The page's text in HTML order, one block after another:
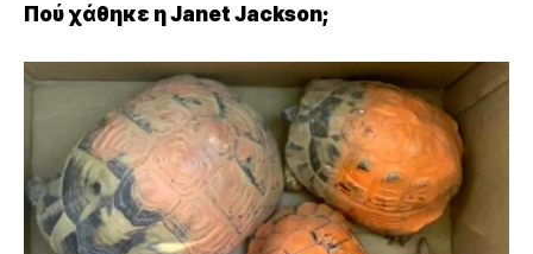
Πού χάθηκε η Janet Jackson;